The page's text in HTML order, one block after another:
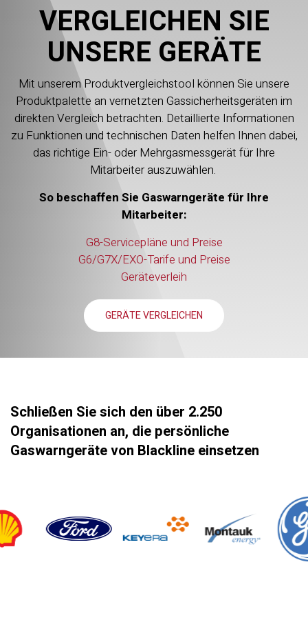
VERGLEICHEN SIE
UNSERE GERÄTE
Mit unserem Produktvergleichstool können Sie unsere
Produktpalette an vernetzten Gassicherheitsgeräten im
direkten Vergleich betrachten. Detaillierte Informationen
zu Funktionen und technischen Daten helfen Ihnen dabei,
das richtige Ein- oder Mehrgasmessgerät für Ihre
Mitarbeiter auszuwählen.
So beschaffen Sie Gaswarngeräte für Ihre
Mitarbeiter:
G8-Servicepläne und Preise
G6/G7X/EXO-Tarife und Preise
Geräteverleih
GERÄTE VERGLEICHEN
Schließen Sie sich den über 2.250
Organisationen an, die persönliche
Gaswarngeräte von Blackline einsetzen